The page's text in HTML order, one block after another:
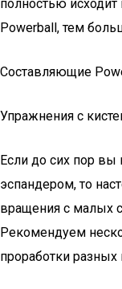
полностью
Powerball, тем
Составляющие
Упражнения с
Если до сих пор вы
эспандером, то
вращения с малых
Рекомендуем
проработки